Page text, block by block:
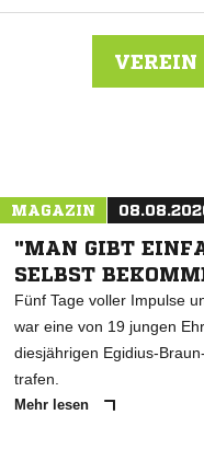
VEREIN
MAGAZIN
"MAN GIBT
SELBST
Fünf Tage voller Impulse
war eine von 19 jungen
diesjährigen Egidius-
trafen.
Mehr lesen